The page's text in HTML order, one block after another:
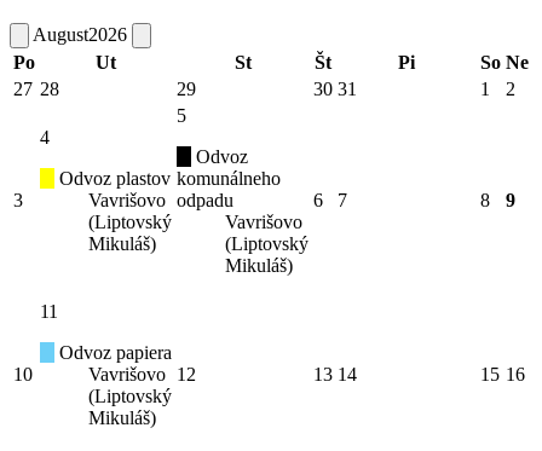
August2026
Po
Ut St Št Pi So Ne
27 28 29 30 31 1 2
3
4
Odvoz plastov
Vavrišovo
(Liptovský
Mikuláš)
5
Odvoz
komunálneho
odpadu
Vavrišovo
(Liptovský
Mikuláš)
6 7 8 9
10
11
Odvoz papiera
Vavrišovo
(Liptovský
Mikuláš)
12 13 14 15 16